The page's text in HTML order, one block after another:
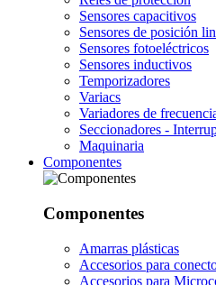
Sensores capacitivos
Sensores de posición
Sensores fotoeléctricos
Sensores inductivos
Temporizadores
Variacs
Variadores de
Seccionadores -
Maquinaria
Componentes
Componentes
Amarras plásticas
Accesorios para
Accesorios para